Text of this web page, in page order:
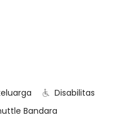
Disabilitas
Bandara